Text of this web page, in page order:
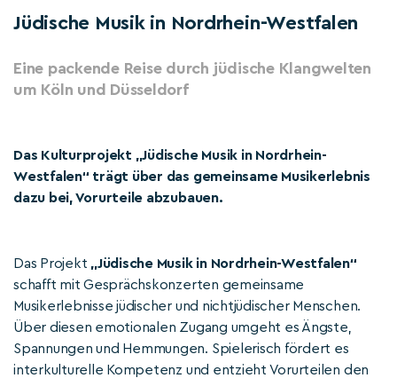
Jüdische Musik in Nordrhein-Westfalen
Eine packende Reise durch jüdische Klangwelten
um Köln und Düsseldorf
Das Kulturprojekt „Jüdische Musik in Nordrhein-
Westfalen“ trägt über das gemeinsame Musikerlebnis
dazu bei, Vorurteile abzubauen.
Das Projekt „Jüdische Musik in Nordrhein-Westfalen“
schafft mit Gesprächskonzerten gemeinsame
Musikerlebnisse jüdischer und nichtjüdischer Menschen.
Über diesen emotionalen Zugang umgeht es Ängste,
Spannungen und Hemmungen. Spielerisch fördert es
interkulturelle Kompetenz und entzieht Vorurteilen den